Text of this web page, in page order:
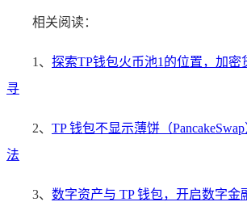
相关阅读：
1、 探索TP钱包火币池1的位置，加密
寻
2、 TP 钱包不显示薄饼（
法
3、 数字资产与 TP 钱包，开启数字金